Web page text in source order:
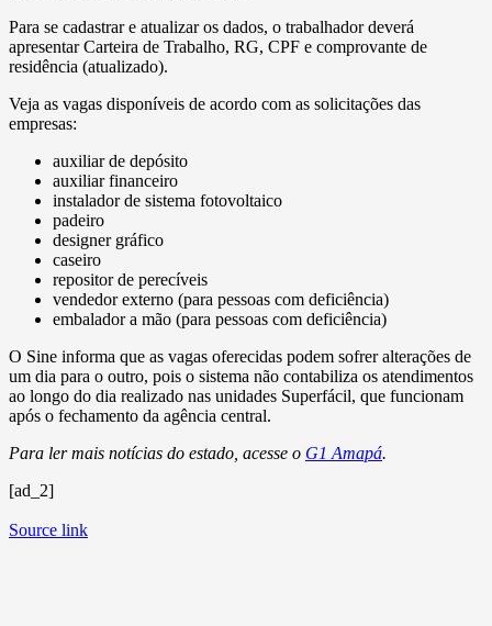
Para se cadastrar e atualizar os dados, o trabalhador deverá
apresentar Carteira de Trabalho, RG, CPF e comprovante de
residência (atualizado).
Veja as vagas disponíveis de acordo com as solicitações das
empresas:
auxiliar de depósito
auxiliar financeiro
instalador de sistema fotovoltaico
padeiro
designer gráfico
caseiro
repositor de perecíveis
vendedor externo (para pessoas com deficiência)
embalador a mão (para pessoas com deficiência)
O Sine informa que as vagas oferecidas podem sofrer alterações de
um dia para o outro, pois o sistema não contabiliza os atendimentos
ao longo do dia realizado nas unidades Superfácil, que funcionam
após o fechamento da agência central.
Para ler mais notícias do estado, acesse o G1 Amapá.
[ad_2]
Source link